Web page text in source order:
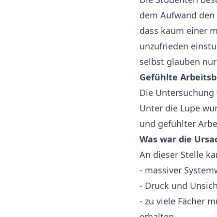
dem Aufwand
dass kaum einer
unzufrieden
selbst glauben
Gefühlte
Die
Unter die Lupe
und gefühlter
Was war die
An dieser Stelle
- massiver
- Druck und
- zu viele Fächer